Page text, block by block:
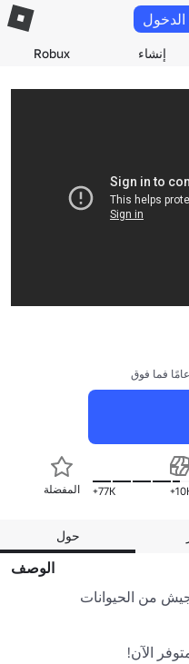
إنشاء Robux
المفضلة 77K+
حول
الوصف